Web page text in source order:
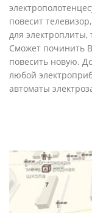
повесит
для
Сможет починить
повесить новую.
любой
автоматы